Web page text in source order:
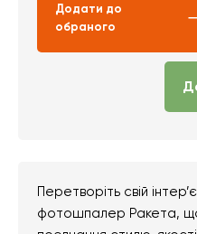
Додати до
обраного
Перетворіть свій
фотошпалер Ракета, що